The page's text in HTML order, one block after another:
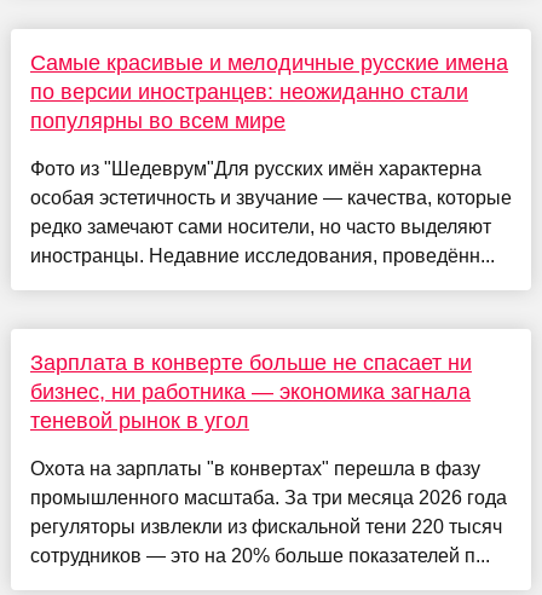
Самые красивые и мелодичные русские имена
по версии иностранцев: неожиданно стали
популярны во всем мире
Фото из "Шедеврум"Для русских имён характерна
особая эстетичность и звучание — качества, которые
редко замечают сами носители, но часто выделяют
иностранцы. Недавние исследования, проведённ...
Зарплата в конверте больше не спасает ни
бизнес, ни работника — экономика загнала
теневой рынок в угол
Охота на зарплаты "в конвертах" перешла в фазу
промышленного масштаба. За три месяца 2026 года
регуляторы извлекли из фискальной тени 220 тысяч
сотрудников — это на 20% больше показателей п...